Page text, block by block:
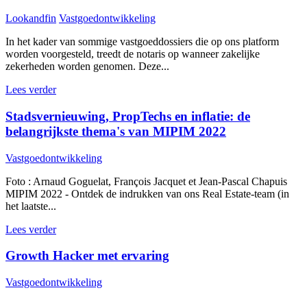
Lookandfin Vastgoedontwikkeling
In het kader van sommige vastgoeddossiers die op ons platform
worden voorgesteld, treedt de notaris op wanneer zakelijke
zekerheden worden genomen. Deze...
Lees verder
Stadsvernieuwing, PropTechs en inflatie: de
belangrijkste thema's van MIPIM 2022
Vastgoedontwikkeling
Foto : Arnaud Goguelat, François Jacquet et Jean-Pascal Chapuis
MIPIM 2022 - Ontdek de indrukken van ons Real Estate-team (in
het laatste...
Lees verder
Growth Hacker met ervaring
Vastgoedontwikkeling